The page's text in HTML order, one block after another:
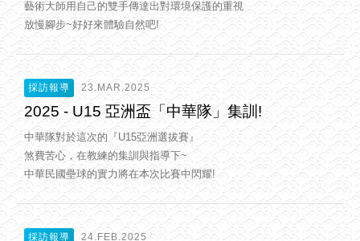
藝術大師用自己的雙手傳達出對環境保護的重視
放慢腳步~好好來體驗自然吧!
採訪報導 23.MAR.2025
2025 - U15 亞洲盃「中華隊」集訓!
中華隊對於這次的『U15亞洲選拔賽』
煞費苦心，在教練的集訓與指導下~
中華民國壘球的實力將在本次比賽中閃耀!
採訪報導 24.FEB.2025